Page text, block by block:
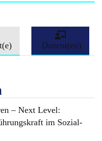
Dozent(en)
– Next Level:
im Sozial-